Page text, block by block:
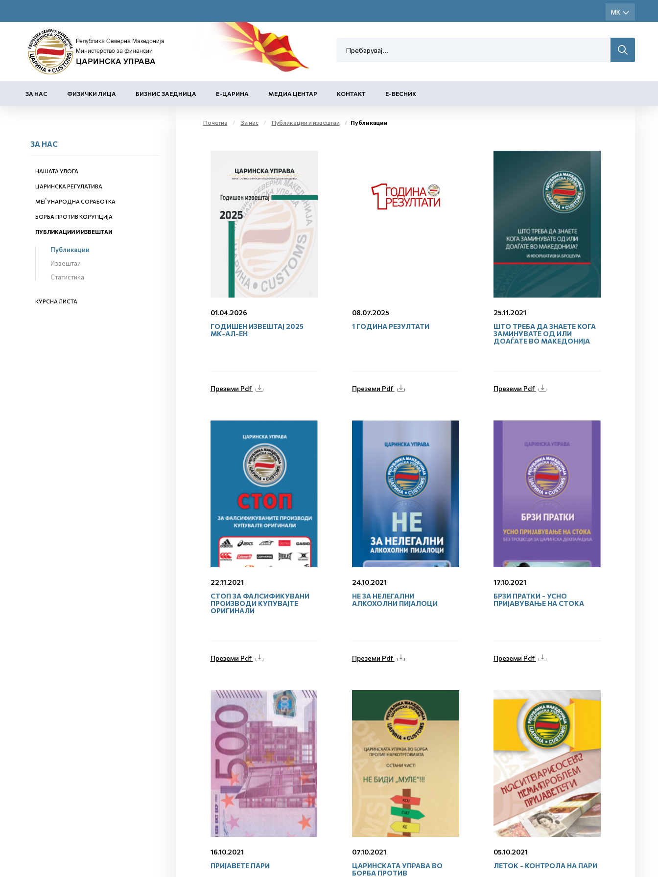
ЗА НАС ФИЗИЧКИ ЛИЦА БИЗНИС ЗАЕДНИЦА Е-ЦАРИНА МЕДИА ЦЕНТАР КОНТАКТ Е-ВЕСНИК
ЗА НАС
НАШАТА УЛОГА
ЦАРИНСКА РЕГУЛАТИВА
МЕЃУНАРОДНА СОРАБОТКА
БОРБА ПРОТИВ КОРУПЦИЈА
ПУБЛИКАЦИИ И ИЗВЕШТАИ
Публикации
Извештаи
Статистика
КУРСНА ЛИСТА
Почетна За нас Публикации и извештаи Публикации
01.04.2026
ГОДИШЕН ИЗВЕШТАЈ 2025
МК-АЛ-ЕН
Преземи Pdf
08.07.2025
1 ГОДИНА РЕЗУЛТАТИ
Преземи Pdf
25.11.2021
ШТО ТРЕБА ДА ЗНАЕТЕ КОГА
ЗАМИНУВАТЕ ОД ИЛИ
ДОАЃАТЕ ВО МАКЕДОНИЈА
Преземи Pdf
22.11.2021
СТОП ЗА ФАЛСИФИКУВАНИ
ПРОИЗВОДИ КУПУВАЈТЕ
ОРИГИНАЛИ
Преземи Pdf
24.10.2021
НЕ ЗА НЕЛЕГАЛНИ
АЛКОХОЛНИ ПИЈАЛОЦИ
Преземи Pdf
17.10.2021
БРЗИ ПРАТКИ - УСНО
ПРИЈАВУВАЊЕ НА СТОКА
Преземи Pdf
16.10.2021
ПРИЈАВЕТЕ ПАРИ
07.10.2021
ЦАРИНСКАТА УПРАВА ВО
БОРБА ПРОТИВ
05.10.2021
ЛЕТОК - КОНТРОЛА НА ПАРИ